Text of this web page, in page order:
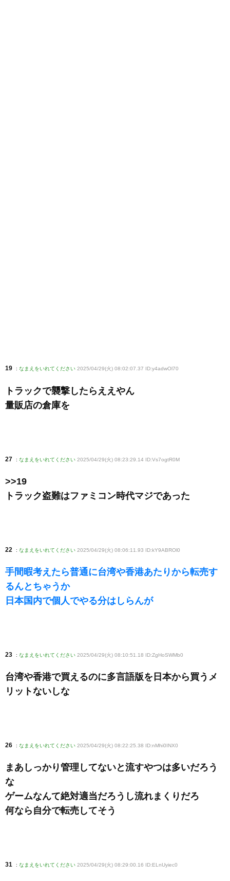
19 : なまえをいれてください 2025/04/29(火) 08:02:07.37 ID:y4adwOl70
トラックで襲撃したらええやん
量販店の倉庫を
27 : なまえをいれてください 2025/04/29(火) 08:23:29.14 ID:Vs7ogtR0M
>>19
トラック盗難はファミコン時代マジであった
22 : なまえをいれてください 2025/04/29(火) 08:06:11.93 ID:kY9ABROl0
手間暇考えたら普通に台湾や香港あたりから転売す
るんとちゃうか
日本国内で個人でやる分はしらんが
23 : なまえをいれてください 2025/04/29(火) 08:10:51.18 ID:ZgHoSWMb0
台湾や香港で買えるのに多言語版を日本から買うメ
リットないしな
26 : なまえをいれてください 2025/04/29(火) 08:22:25.38 ID:nMhi0INX0
まあしっかり管理してないと流すやつは多いだろう
な
ゲームなんて絶対適当だろうし流れまくりだろ
何なら自分で転売してそう
31 : なまえをいれてください 2025/04/29(火) 08:29:00.16 ID:ELnUyiec0